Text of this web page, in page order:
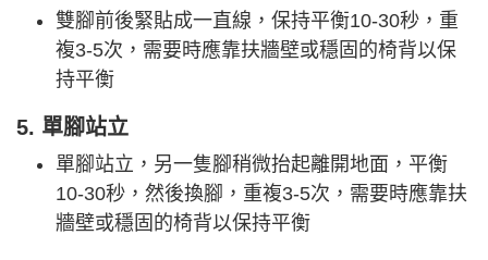
雙腳前後緊貼成一直線，保持平衡10-30秒，重
複3-5次，需要時應靠扶牆壁或穩固的椅背以保
持平衡
5. 單腳站立
單腳站立，另一隻腳稍微抬起離開地面，平衡
10-30秒，然後換腳，重複3-5次，需要時應靠扶
牆壁或穩固的椅背以保持平衡